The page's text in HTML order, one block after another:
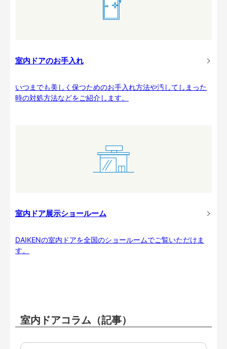
室内ドアのお手入れ
いつまでも美しく保つためのお手入れ方法や汚してしまった
時の対処方法などをご紹介します。
室内ドア展示ショールーム
DAIKENの室内ドアを全国のショールームでご覧いただけま
す。
室内ドアコラム（記事）